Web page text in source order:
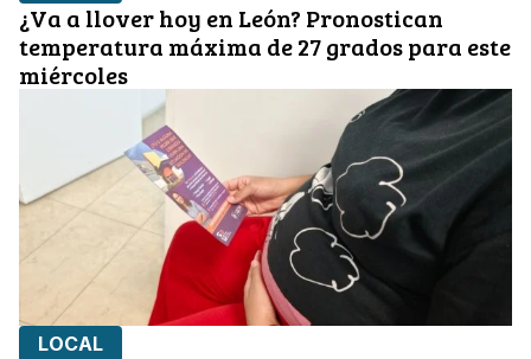
¿Va a llover hoy en León? Pronostican
temperatura máxima de 27 grados para este
miércoles
LOCAL